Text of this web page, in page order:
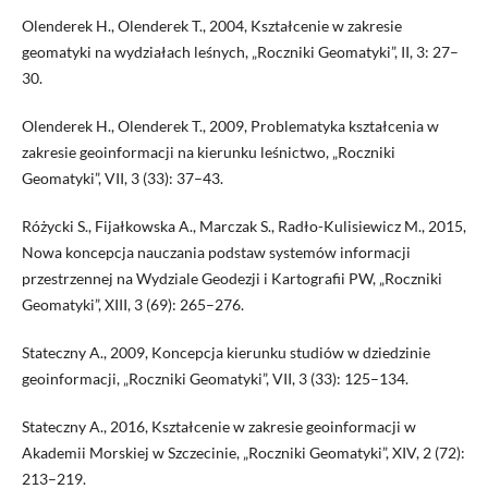
Olenderek H., Olenderek T., 2004, Kształcenie w zakresie
geomatyki na wydziałach leśnych, „Roczniki Geomatyki”, II, 3: 27–
30.
Olenderek H., Olenderek T., 2009, Problematyka kształcenia w
zakresie geoinformacji na kierunku leśnictwo, „Roczniki
Geomatyki”, VII, 3 (33): 37–43.
Różycki S., Fijałkowska A., Marczak S., Radło-Kulisiewicz M., 2015,
Nowa koncepcja nauczania podstaw systemów informacji
przestrzennej na Wydziale Geodezji i Kartografii PW, „Roczniki
Geomatyki”, XIII, 3 (69): 265–276.
Stateczny A., 2009, Koncepcja kierunku studiów w dziedzinie
geoinformacji, „Roczniki Geomatyki”, VII, 3 (33): 125–134.
Stateczny A., 2016, Kształcenie w zakresie geoinformacji w
Akademii Morskiej w Szczecinie, „Roczniki Geomatyki”, XIV, 2 (72):
213–219.